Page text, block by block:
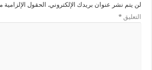
لن يتم نشر عنوان بريدك الإلكتروني. الحقول الإلزامية
التعليق*